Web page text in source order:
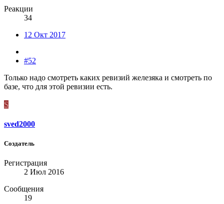
Реакции
34
12 Окт 2017
#52
Только надо смотреть каких ревизий железяка и смотреть по
базе, что для этой ревизии есть.
S
sved2000
Создатель
Регистрация
2 Июл 2016
Сообщения
19